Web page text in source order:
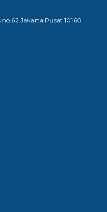
Jakarta Pusat 10160